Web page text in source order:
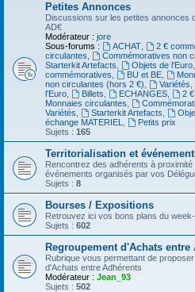
Petites Annonces
Discussions sur les petites annonces
AD€
Modérateur : jore
Sous-forums :
ACHAT, 2 €
circulantes
Commémoratives non
Starterkit Artefacts
Objets de l'Euro,
commémoratives
BU et BE,
non circulantes (hors 2 €)
Variétés
l'Euro
Billets ECHANGES, 2
Monnaies circulantes
Variétés
Starterkit Artefacts
échange MATERIEL
Petits prix
Sujets : 165
Territorialisation et
Rencontrez des adhérents à
événements organisés par vos
Sujets : 8
Bourses / Expositions
Retrouvez ici vos bons plans du
Sujets : 602
Regroupement d'Achats entre
Rubrique vous permettant de
d'Achats entre Adhérents
Modérateur : Jean_93
Sujets : 502